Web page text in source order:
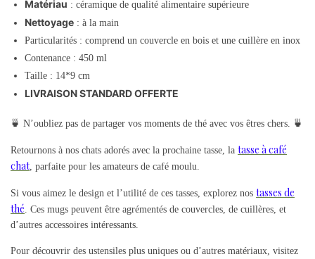
Matériau : céramique de qualité alimentaire supérieure
Nettoyage : à la main
Particularités : comprend un couvercle en bois et une cuillère en inox
Contenance : 450 ml
Taille : 14*9 cm
LIVRAISON STANDARD OFFERTE
🍵 N’oubliez pas de partager vos moments de thé avec vos êtres chers. 🍵
Retournons à nos chats adorés avec la prochaine tasse, la tasse à café
chat, parfaite pour les amateurs de café moulu.
Si vous aimez le design et l’utilité de ces tasses, explorez nos tasses de
thé. Ces mugs peuvent être agrémentés de couvercles, de cuillères, et
d’autres accessoires intéressants.
Pour découvrir des ustensiles plus uniques ou d’autres matériaux, visitez